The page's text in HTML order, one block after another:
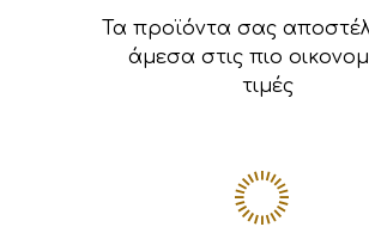
Τα προϊόντα σας
άμεσα στις πιο
τιμές